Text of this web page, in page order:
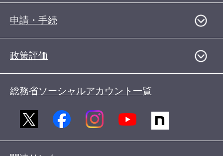
申請・手続
政策評価
総務省ソーシャルアカウント一覧